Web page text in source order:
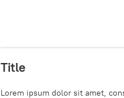
Title
Lorem ipsum dolor sit amet,